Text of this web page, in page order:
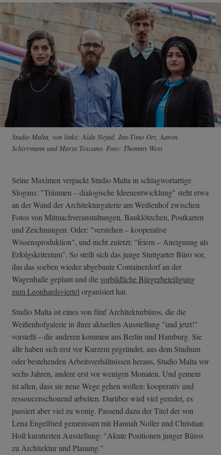
Studio Malta, von links: Aida Nejad, Jan-Timo Ort, Aaron
Schirrmann und Marta Toscano. Foto: Thommy West
Seine Maximen verpackt Studio Malta in schlagwortartige
Slogans: "Träumen – dialogische Ideenentwicklung" steht etwa
an der Wand der Architekturgalerie am Weißenhof zwischen
Fotos von Mitmachveranstaltungen, Bauklötzchen, Postkarten
und Zeichnungen. Oder: "verstehen – kooperative
Wissensproduktion", und nicht zuletzt: "feiern – Aneignung als
Erfolgskriterium". So stellt sich das junge Stuttgarter Büro vor,
das das soeben wieder abgebaute Containerdorf an der
Wagenhalle geplant und dievorbildliche Bürgerbeteiligung
zum Leonhardsviertel organisiert hat.
Studio Malta ist eines von fünf Architekturbüros, die die
Weißenhofgalerie in ihrer aktuellen Ausstellung "und jetzt!"
vorstellt – die anderen kommen aus Berlin und Hamburg. Sie
alle haben sich erst vor Kurzem gegründet, aus dem Studium
oder bestehenden Arbeitsverhältnissen heraus, Studio Malta vor
sechs Jahren, andere erst vor wenigen Monaten. Und gemein
ist allen, dass sie neue Wege gehen wollen: kooperativ und
ressoucenschonend arbeiten. Darüber wird viel geredet, es
passiert aber viel zu wenig. Passend dazu der Titel der von
Lena Engelfried gemeinsam mit Hannah Noller und Christian
Holl kuratierten Ausstellung: "Akute Positionen junger Büros
zu Architektur und Planung."